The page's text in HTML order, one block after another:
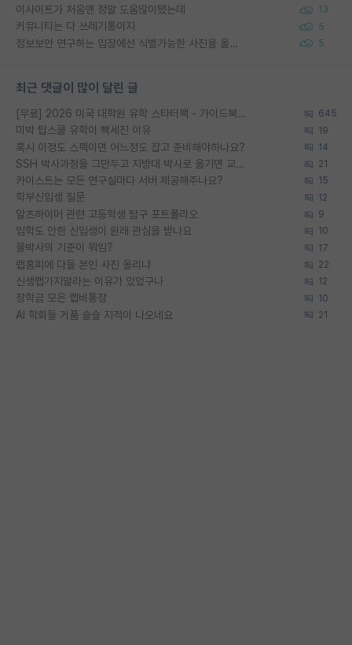
이사이트가 처음엔 정말 도움많이됐는데 13
커뮤니티는 다 쓰레기통이지 5
정보보안 연구하는 입장에선 식별가능한 사진을 올리는건 비추이긴함 5
최근 댓글이 많이 달린 글
[무료] 2026 미국 대학원 유학 스타터팩 - 가이드북 & 합격자 컨택메일 템플릿 645
미박 탑스쿨 유학이 빡세진 이유 19
혹시 이정도 스펙이면 어느정도 잡고 준비해야하나요? 14
SSH 박사과정을 그만두고 지방대 박사로 옮기면 교수의 꿈은 끝일까요? 21
카이스트는 모든 연구실마다 서버 제공해주나요? 15
학부신입생 질문 12
알츠하이머 관련 고등학생 탐구 포트폴리오 9
입학도 안한 신입생이 원래 관심을 받나요 10
물박사의 기준이 뭐임? 17
랩홈피에 다들 본인 사진 올리냐 22
신생랩가지말라는 이유가 있었구나 12
장학금 모은 랩비통장 10
AI 학회들 거품 슬슬 지적이 나오네요 21